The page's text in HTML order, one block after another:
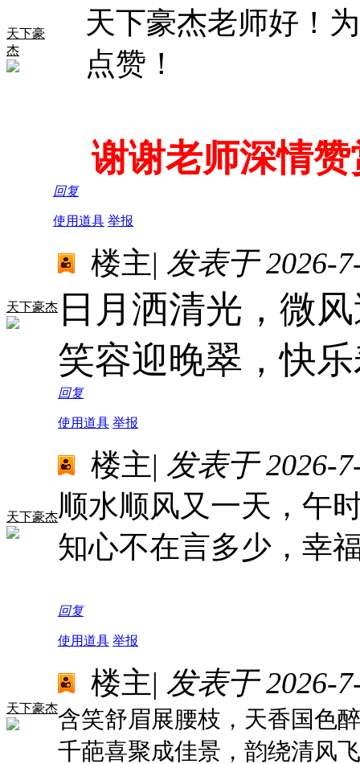
天下豪
杰
天下豪杰老师好！
点赞！
谢谢老师深情赞
回复
使用道具 举报
天下豪杰
楼主| 发表于 2026-
日月洒清光，微
笑容迎晚翠，快
回复
使用道具 举报
天下豪杰
楼主| 发表于 2026-
顺水顺风又一天，午
知心不在言多少，幸
回复
使用道具 举报
天下豪杰
楼主| 发表于 2026-
含笑舒眉展腰枝，天香国色
千葩喜聚成佳景，韵绕清风